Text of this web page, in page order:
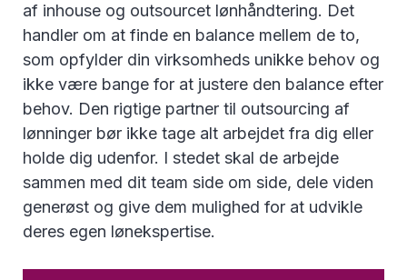
af inhouse og outsourcet lønhåndtering. Det
handler om at finde en balance mellem de to,
som opfylder din virksomheds unikke behov og
ikke være bange for at justere den balance efter
behov. Den rigtige partner til outsourcing af
lønninger bør ikke tage alt arbejdet fra dig eller
holde dig udenfor. I stedet skal de arbejde
sammen med dit team side om side, dele viden
generøst og give dem mulighed for at udvikle
deres egen lønekspertise.